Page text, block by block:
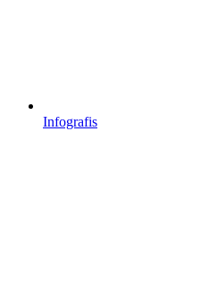
Infografis